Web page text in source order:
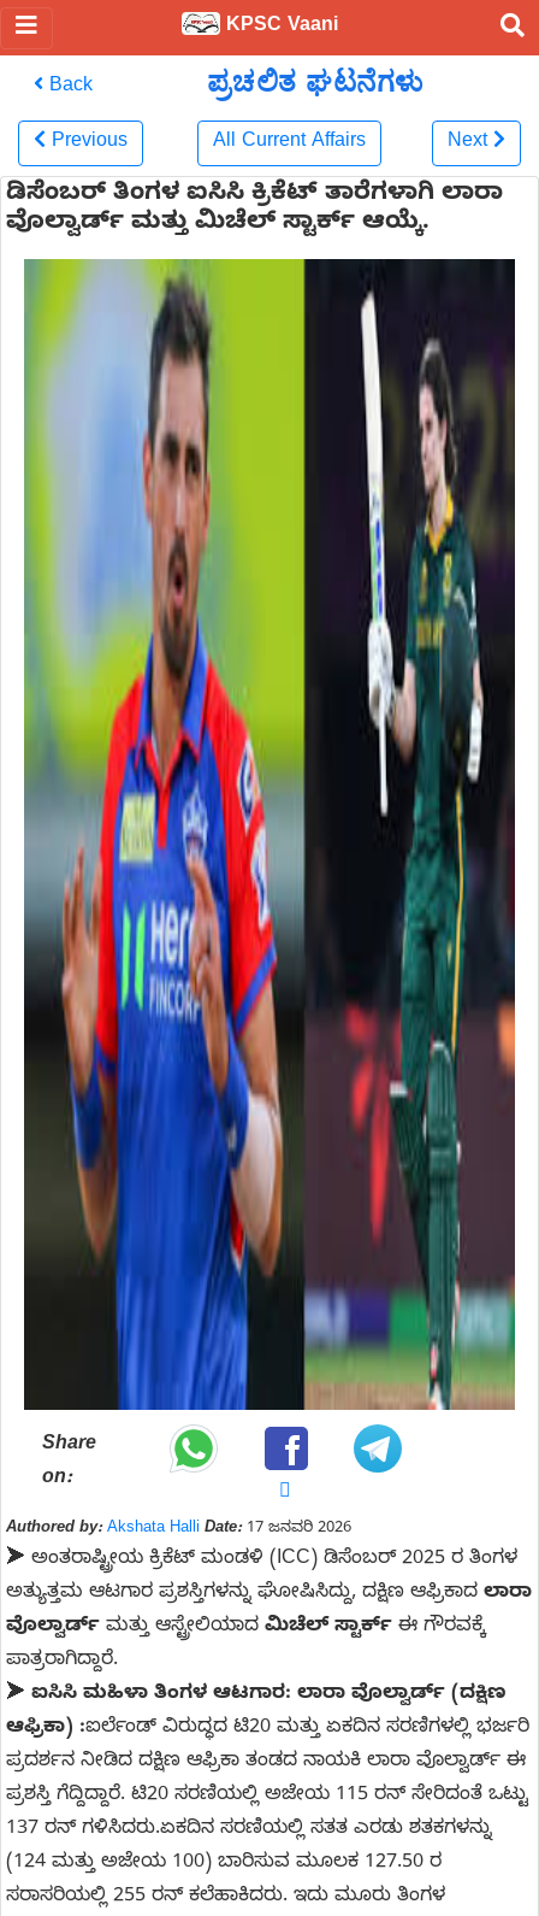
KPSC Vaani
Back ಪ್ರಚಲಿತ ಘಟನೆಗಳು
Previous All Current Affairs Next
ಡಿಸೆಂಬರ್ ತಿಂಗಳ ಐಸಿಸಿ ಕ್ರಿಕೆಟ್ ತಾರೆಗಳಾಗಿ ಲಾರಾ
ವೊಲ್ವಾರ್ಡ್ ಮತ್ತು ಮಿಚೆಲ್ ಸ್ಟಾರ್ಕ್ ಆಯ್ಕೆ.
Share
on:
Authored by: Akshata Halli Date:17 ಜನವರಿ 2026
➤ ಅಂತರಾಷ್ಟ್ರೀಯ ಕ್ರಿಕೆಟ್ ಮಂಡಳಿ (ICC) ಡಿಸೆಂಬರ್ 2025 ರ ತಿಂಗಳ
ಅತ್ಯುತ್ತಮ ಆಟಗಾರ ಪ್ರಶಸ್ತಿಗಳನ್ನು ಘೋಷಿಸಿದ್ದು, ದಕ್ಷಿಣ ಆಫ್ರಿಕಾದ ಲಾರಾ
ವೊಲ್ವಾರ್ಡ್ ಮತ್ತು ಆಸ್ಟ್ರೇಲಿಯಾದ ಮಿಚೆಲ್ ಸ್ಟಾರ್ಕ್ ಈ ಗೌರವಕ್ಕೆ
ಪಾತ್ರರಾಗಿದ್ದಾರೆ.
➤ ಐಸಿಸಿ ಮಹಿಳಾ ತಿಂಗಳ ಆಟಗಾರ: ಲಾರಾ ವೊಲ್ವಾರ್ಡ್ (ದಕ್ಷಿಣ
ಆಫ್ರಿಕಾ) :ಐರ್ಲೆಂಡ್ ವಿರುದ್ಧದ ಟಿ20 ಮತ್ತು ಏಕದಿನ ಸರಣಿಗಳಲ್ಲಿ ಭರ್ಜರಿ
ಪ್ರದರ್ಶನ ನೀಡಿದ ದಕ್ಷಿಣ ಆಫ್ರಿಕಾ ತಂಡದ ನಾಯಕಿ ಲಾರಾ ವೊಲ್ವಾರ್ಡ್ ಈ
ಪ್ರಶಸ್ತಿ ಗೆದ್ದಿದ್ದಾರೆ. ಟಿ20 ಸರಣಿಯಲ್ಲಿ ಅಜೇಯ 115 ರನ್ ಸೇರಿದಂತೆ ಒಟ್ಟು
137 ರನ್ ಗಳಿಸಿದರು.ಏಕದಿನ ಸರಣಿಯಲ್ಲಿ ಸತತ ಎರಡು ಶತಕಗಳನ್ನು
(124 ಮತ್ತು ಅಜೇಯ 100) ಬಾರಿಸುವ ಮೂಲಕ 127.50 ರ
ಸರಾಸರಿಯಲ್ಲಿ 255 ರನ್ ಕಲೆಹಾಕಿದರು. ಇದು ಮೂರು ತಿಂಗಳ